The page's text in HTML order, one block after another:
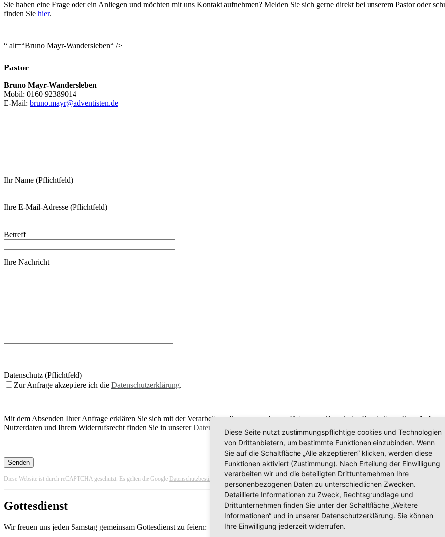
Sie haben eine Frage oder ein Anliegen und möchten mit uns Kontakt aufnehmen? Melden Sie sich gerne direkt bei unserem Pastor oder
finden Sie hier.
“ alt=“Bruno Mayr-Wandersleben“ />
Pastor
Bruno Mayr-Wandersleben
Mobil: 0160 92389014
E-Mail: bruno.mayr@adventisten.de
Ihr Name (Pflichtfeld)
Ihre E-Mail-Adresse (Pflichtfeld)
Betreff
Ihre Nachricht
Datenschutz (Pflichtfeld)
Zur Anfrage akzeptiere ich die Datenschutzerklärung.
Mit dem Absenden Ihrer Anfrage erklären Sie sich mit der Verarbeitung Ihrer angegebenen Daten zum Zweck der Bearbeitung Ihrer
Nutzerdaten und Ihrem Widerrufsrecht finden Sie in unsererDatenschutzerklärung
Diese Website ist durch reCAPTCHA geschützt. Es gelten die Google Datenschutzbestimmungen und Nutzungsbedingungen .
Gottesdienst
Wir freuen uns jeden Samstag gemeinsam Gottesdienst zu feiern:
Diese Seite nutzt zustimmungspflichtige cookies und Technologien
von Drittanbietern, um bestimmte Funktionen einzubinden. Wenn
Sie auf die Schaltfläche „Alle akzeptieren“ klicken, werden diese
Funktionen aktiviert (Zustimmung). Nach Erteilung der Einwilligung
verarbeiten wir und die beteiligten Drittunternehmen Ihre
personenbezogenen Daten zu unterschiedlichen Zwecken.
Detaillierte Informationen zu Zweck, Rechtsgrundlage und
Drittunternehmen finden Sie unter der Schaltfläche „Weitere
Informationen“ und in unserer Datenschutzerklärung. Sie können
Ihre Einwilligung jederzeit widerrufen.